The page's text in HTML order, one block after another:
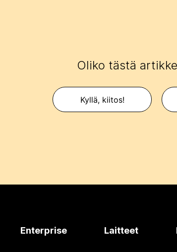
Oliko tästä
Kyllä, kiitos!
Enterprise Laitteet